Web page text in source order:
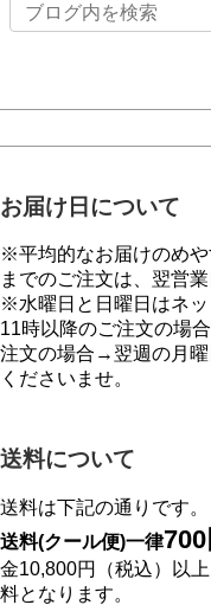
お届け日について
※平均的なお届けのめ
までのご注文は、翌営
※水曜日と日曜日はネッ
11時以降のご注文の場
注文の場合→翌週の月曜
くださいませ。
送料について
送料は下記の通りです。
送料(クール便)一律700
金10,800円（税込）以
料となります。